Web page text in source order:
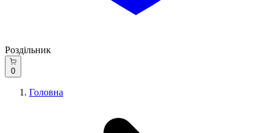
Роздільник
0
Головна